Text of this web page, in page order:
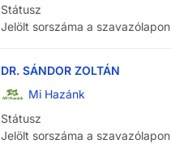
Státusz
Jelölt sorszáma a szavazólapon
DR. SÁNDOR ZOLTÁN
Mi Hazánk
Státusz
Jelölt sorszáma a szavazólapon